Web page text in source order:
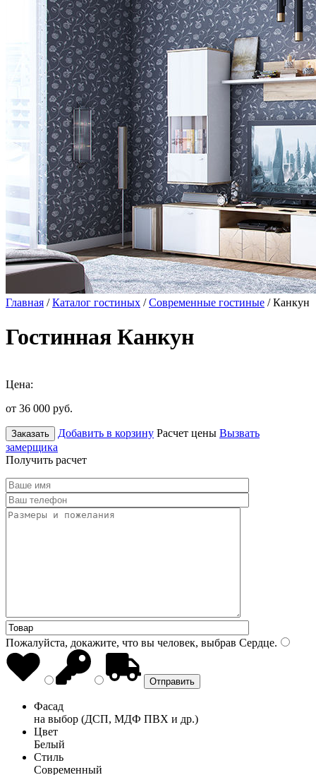
Главная /Каталог гостиных /Современные гостиные / Канкун
Гостинная Канкун
Цена:
от 36 000 руб.
Заказать Добавить в корзину Расчет цены Вызвать
замерщика
Получить расчет
Пожалуйста, докажите, что вы человек, выбрав Сердце.
Фасад
на выбор (ДСП, МДФ ПВХ и др.)
Цвет
Белый
Стиль
Современный